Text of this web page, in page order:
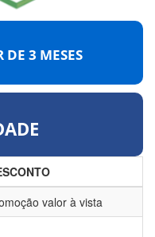
DE 3 MESES
valor à vista